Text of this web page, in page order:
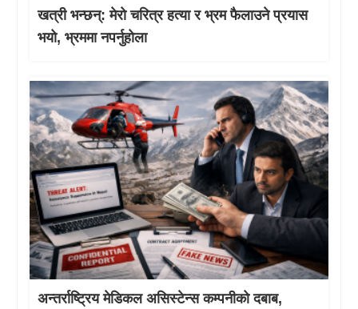
खत्री भन्छन्: मेरो चरित्र हत्या र भ्रम फैलाउने प्रयास
भयो, भ्रममा नपर्नुहोला
अन्तर्राष्ट्रिय मेडिकल असिस्टेन्स कम्पनीको दबाब,